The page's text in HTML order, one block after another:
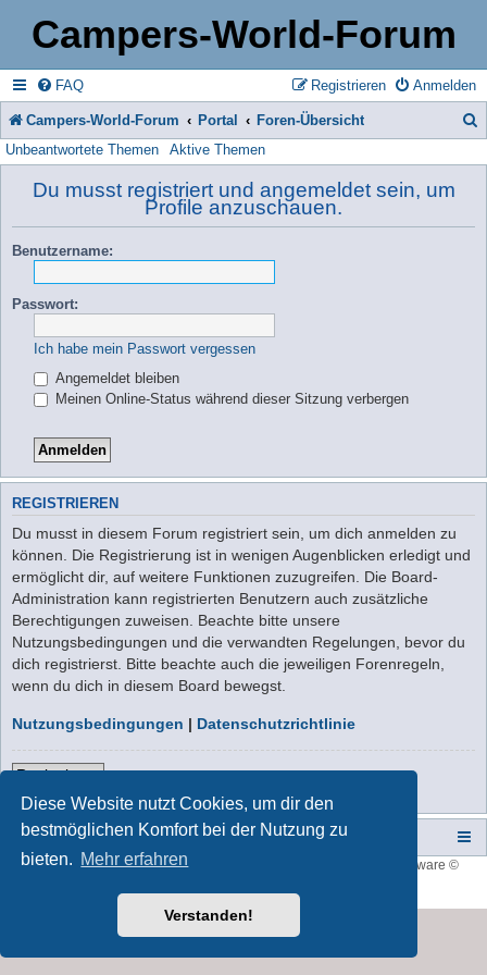
Diese Website nutzt Cookies, um dir den
bestmöglichen Komfort bei der Nutzung zu
bieten. Mehr erfahren
Verstanden!
Campers-World-Forum
FAQ Anmelden
Registrieren
Campers-World-Forum Portal Foren-Übersicht
Unbeantwortete Themen Aktive Themen
Du musst registriert und angemeldet sein, um
Profile anzuschauen.
Benutzername:
Passwort:
Ich habe mein Passwort vergessen
Angemeldet bleiben
Meinen Online-Status während dieser Sitzung verbergen
REGISTRIEREN
Du musst in diesem Forum registriert sein, um dich anmelden zu
können. Die Registrierung ist in wenigen Augenblicken erledigt und
ermöglicht dir, auf weitere Funktionen zuzugreifen. Die Board-
Administration kann registrierten Benutzern auch zusätzliche
Berechtigungen zuweisen. Beachte bitte unsere
Nutzungsbedingungen und die verwandten Regelungen, bevor du
dich registrierst. Bitte beachte auch die jeweiligen Forenregeln,
wenn du dich in diesem Board bewegst.
Nutzungsbedingungen | Datenschutzrichtlinie
Registrieren
Campers-World-Forum Portal Foren-Übersicht
Style developer byforum tricolor
® Forum Software ©
Deutsche Übersetzung durch